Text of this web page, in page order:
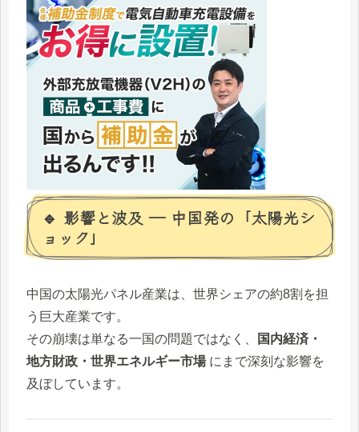
🔹 影響と波及 ― 中国発の「太陽光シ
ョック」
中国の太陽光パネル産業は、世界シェアの約8割を担
う巨大産業です。
その崩壊は単なる一国の問題ではなく、
国内経済・
地方財政・世界エネルギー市場にまで深刻な影響を
及ぼしています。